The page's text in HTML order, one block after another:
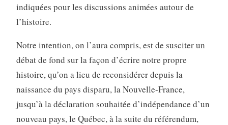
indiquées pour les discussions animées autour de
l’histoire.
Notre intention, on l’aura compris, est de susciter un
débat de fond sur la façon d’écrire notre propre
histoire, qu’on a lieu de reconsidérer depuis la
naissance du pays disparu, la Nouvelle-France,
jusqu’à la déclaration souhaitée d’indépendance d’un
nouveau pays, le Québec, à la suite du référendum,